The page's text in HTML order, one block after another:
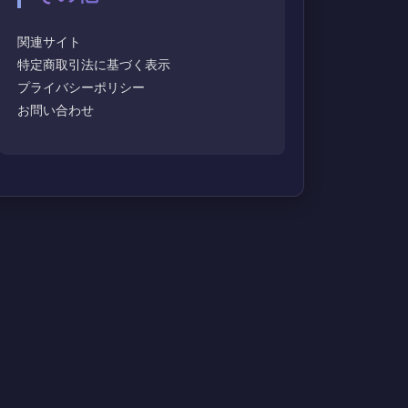
関連サイト
特定商取引法に基づく表示
プライバシーポリシー
お問い合わせ